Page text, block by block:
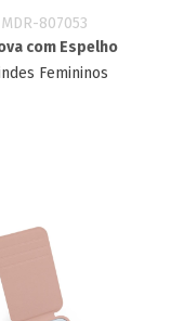
MDR-807053
com Espelho
Femininos